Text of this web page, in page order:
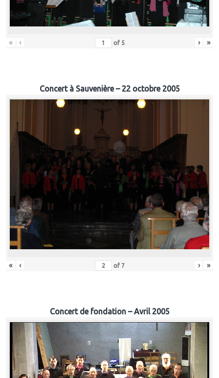
« ‹ of 5 › »
Concert à Sauvenière – 22 octobre 2005
« ‹ of 7 › »
Concert de fondation – Avril 2005